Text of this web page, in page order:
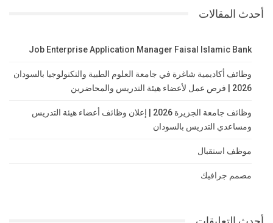
أحدث المقالات
Job Enterprise Application Manager Faisal Islamic Bank
وظائف أكاديمية شاغرة في جامعة العلوم الطبية والتكنولوجيا بالسودان
2026 | فرص عمل لأعضاء هيئة التدريس والمحاضرين
وظائف جامعة الجزيرة 2026 | إعلان وظائف أعضاء هيئة التدريس
ومساعدي التدريس بالسودان
موظف استقبال
مصمم جرافيك